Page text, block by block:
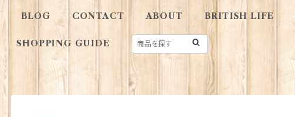
BLOG CONTACT ABOUT BRITISH LIFE
SHOPPING GUIDE